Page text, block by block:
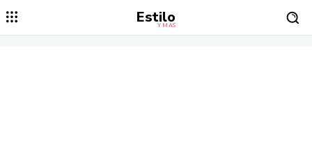
Estilo
Y MÁS